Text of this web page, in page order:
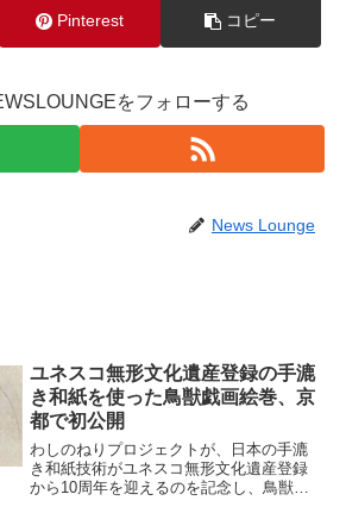
Pinterest コピー
をフォローする
News Lounge
ユネスコ無形文化遺産登録の手漉
き和紙を使った鳥獣戯画絵巻、京
都で初公開
わしのねりプロジェクトが、日本の手漉
き和紙技術がユネスコ無形文化遺産登録
から10周年を迎えるのを記念し、鳥獣戯